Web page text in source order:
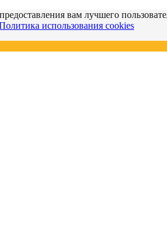
вам лучшего
использования cookies